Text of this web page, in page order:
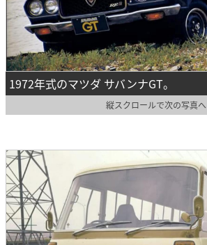
1972年式のマツダ サバンナGT。
縦スクロールで次の写真へ